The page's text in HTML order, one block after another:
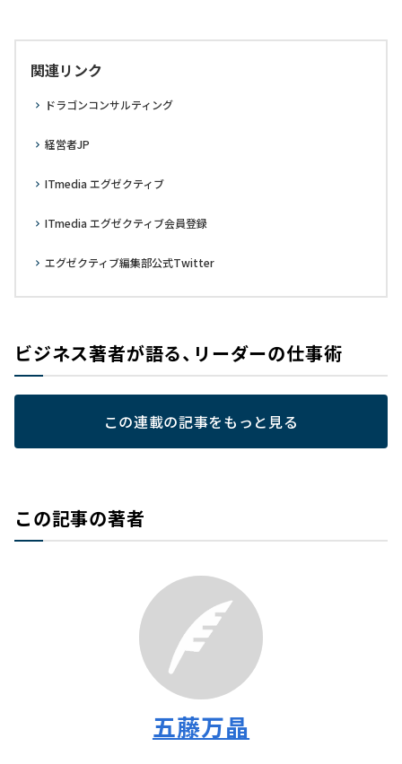
関連リンク
ドラゴンコンサルティング
経営者JP
ITmedia エグゼクティブ
ITmedia エグゼクティブ会員登録
エグゼクティブ編集部公式Twitter
ビジネス著者が語る、リーダーの仕事術
この連載の記事をもっと見る
この記事の著者
五藤万晶